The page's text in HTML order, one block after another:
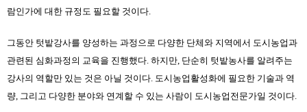
람인가에 대한 규정도 필요할 것이다.
그동안 텃밭강사를 양성하는 과정으로 다양한 단체와 지역에서 도시농업과
관련된 심화과정의 교육을 진행했다. 하지만, 단순히 텃밭농사를 알려주는
강사의 역할만 있는 것은 아닐 것이다. 도시농업활성화에 필요한 기술과 역
량, 그리고 다양한 분야와 연계할 수 있는 사람이 도시농업전문가일 것이다.